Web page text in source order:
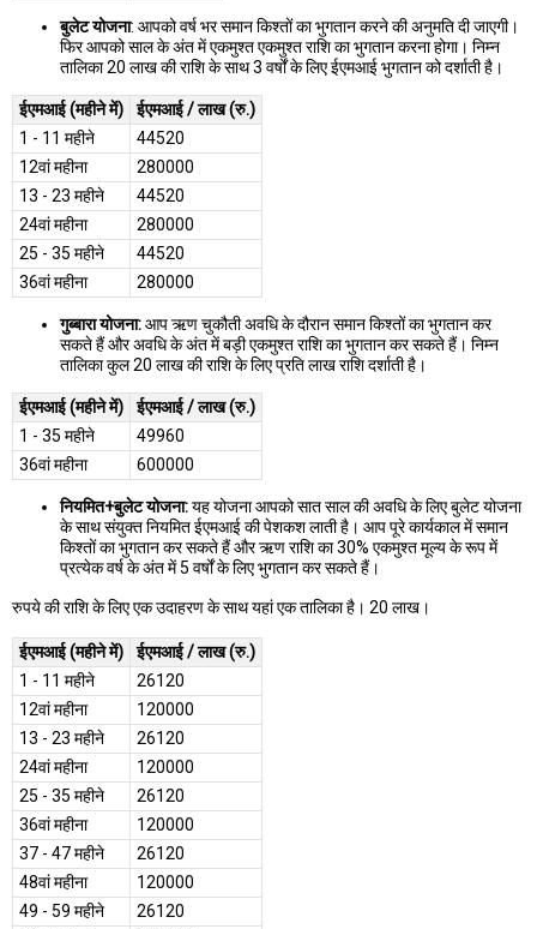
बुलेट योजना: आपको वर्ष भर समान किश्तों का भुगतान करने की अनुमति दी जाएगी।
फिर आपको साल के अंत में एकमुश्त एकमुश्त राशि का भुगतान करना होगा। निम्न
तालिका 20 लाख की राशि के साथ 3 वर्षों के लिए ईएमआई भुगतान को दर्शाती है।
ईएमआई (महीने में)
ईएमआई / लाख (रु.)
1 - 11 महीने
44520
12वां महीना
280000
13 - 23 महीने
44520
24वां महीना
280000
25 - 35 महीने
44520
36वां महीना
280000
गुब्बारा योजना:आप ऋण चुकौती अवधि के दौरान समान किश्तों का भुगतान कर
सकते हैं और अवधि के अंत में बड़ी एकमुश्त राशि का भुगतान कर सकते हैं। निम्न
तालिका कुल 20 लाख की राशि के लिए प्रति लाख राशि दर्शाती है।
ईएमआई (महीने में)
ईएमआई / लाख (रु.)
1 - 35 महीने
49960
36वां महीना
600000
नियमित+बुलेट योजना:यह योजना आपको सात साल की अवधि के लिए बुलेट योजना
के साथ संयुक्त नियमित ईएमआई की पेशकश लाती है। आप पूरे कार्यकाल में समान
किश्तों का भुगतान कर सकते हैं और ऋण राशि का 30% एकमुश्त मूल्य के रूप में
प्रत्येक वर्ष के अंत में 5 वर्षों के लिए भुगतान कर सकते हैं।
रुपये की राशि के लिए एक उदाहरण के साथ यहां एक तालिका है। 20 लाख।
ईएमआई (महीने में)
ईएमआई / लाख (रु.)
1 - 11 महीने
26120
12वां महीना
120000
13 - 23 महीने
26120
24वां महीना
120000
25 - 35 महीने
26120
36वां महीना
120000
37 - 47 महीने
26120
48वां महीना
120000
49 - 59 महीने
26120